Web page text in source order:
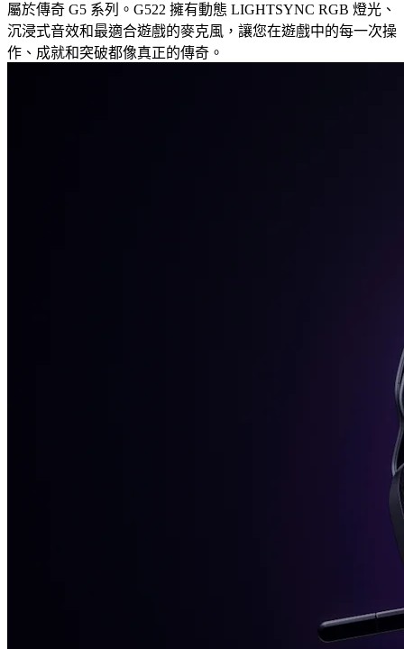
屬於傳奇 G5 系列。G522 擁有動態 LIGHTSYNC RGB 燈光、
沉浸式音效和最適合遊戲的麥克風，讓您在遊戲中的每一次操
作、成就和突破都像真正的傳奇。